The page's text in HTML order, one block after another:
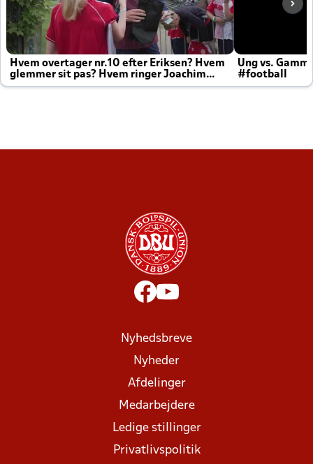
Hvem overtager nr.10 efter Eriksen? Hvem
glemmer sit pas? Hvem ringer Joachim
altid til efter kampe?
Ung vs.
#football
Nyhedsbreve
Nyheder
Afdelinger
Medarbejdere
Ledige stillinger
Privatlivspolitik